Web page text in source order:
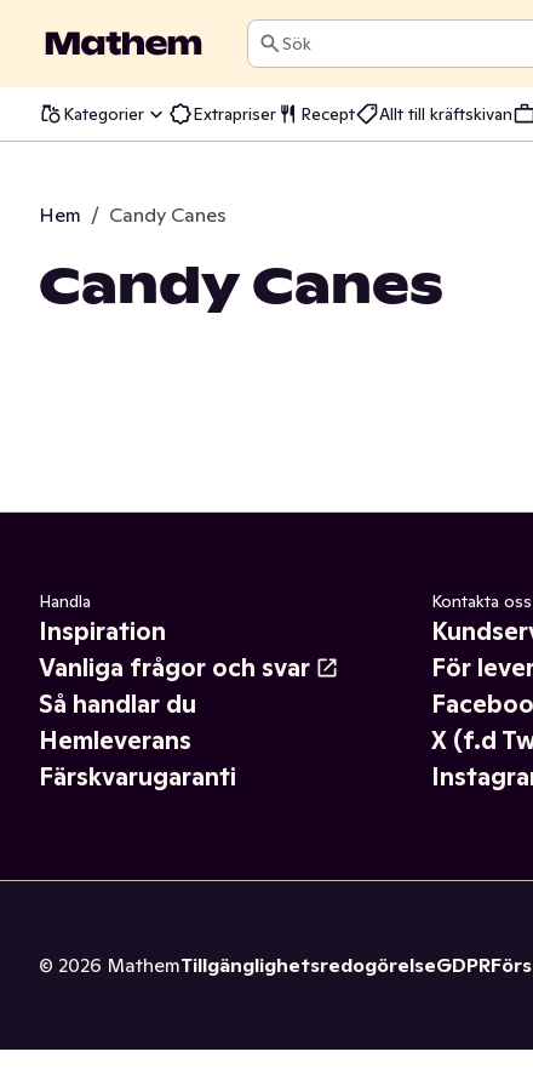
Sök
Kategorier Extrapriser Recept Allt till kräftskivan
Hem / Candy Canes
Candy Canes
Handla
Inspiration
Vanliga frågor och svar
Så handlar du
Hemleverans
Färskvarugaranti
Kontakta oss
För
X (f.d
© 2026 MathemTillgänglighetsredogörelseGDPR